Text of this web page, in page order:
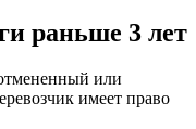
раньше 3 лет
или
имеет право